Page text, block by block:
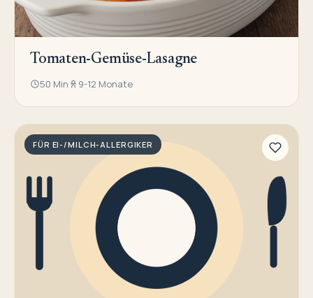
Tomaten-Gemüse-Lasagne
50 Min 9-12 Monate
FÜR EI-/MILCH-ALLERGIKER